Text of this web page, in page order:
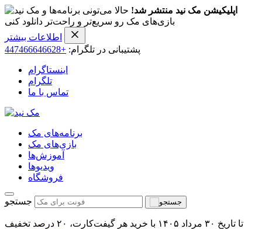
اپلیکیشن مک نید منتشر شد! حالا می‌تونی برنامه‌ها و
بازی‌های مک رو سریع‌تر و راحت‌تر دانلود کنی
اطلاعات بیشتر
پشتیبانی در تلگرام: +447466646628
اینستاگرام
تلگرام
تماس با ما
برنامه‌های مک
بازی‌های مک
آموزش‌ها
ویدیو‌ها
فروشگاه
جستجو
تا تاریخ ۳۰ مرداد ۱۴۰۵ با خرید هر گیفت‌کارت، ۲۰ درصد تخفیف